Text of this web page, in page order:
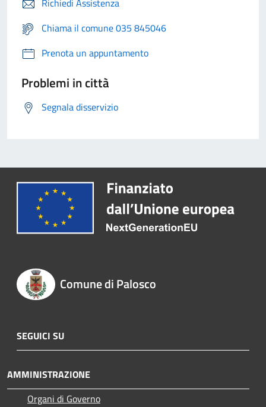
Chiama il comune 035 845046
Prenota un appuntamento
Problemi in città
Segnala disservizio
Comune di Palosco
SEGUICI SU
AMMINISTRAZIONE
Organi di Governo